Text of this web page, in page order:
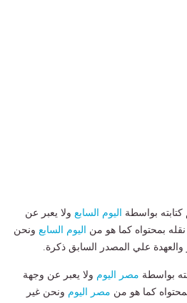
بواسطة اليوم السابع ولا يعبر عن
نقله بمحتواه كما هو من اليوم السابع ونحن
علي المصدر السابق ذكرة.
بواسطة مصر اليوم ولا يعبر عن وجهة
كما هو من مصر اليوم ونحن غير